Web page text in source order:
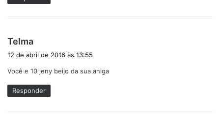
Telma
s
e
:
12 de abril de 2016 às 13:55
Você e 10 jeny beijo da sua aniga
Responder